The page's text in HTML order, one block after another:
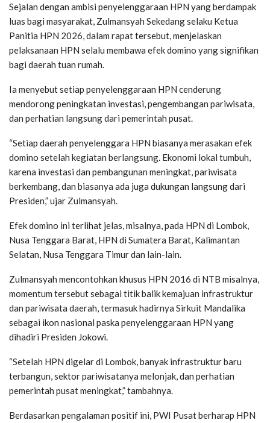
Sejalan dengan ambisi penyelenggaraan HPN yang berdampak
luas bagi masyarakat, Zulmansyah Sekedang selaku Ketua
Panitia HPN 2026, dalam rapat tersebut, menjelaskan
pelaksanaan HPN selalu membawa efek domino yang signifikan
bagi daerah tuan rumah.
Ia menyebut setiap penyelenggaraan HPN cenderung
mendorong peningkatan investasi, pengembangan pariwisata,
dan perhatian langsung dari pemerintah pusat.
“Setiap daerah penyelenggara HPN biasanya merasakan efek
domino setelah kegiatan berlangsung. Ekonomi lokal tumbuh,
karena investasi dan pembangunan meningkat, pariwisata
berkembang, dan biasanya ada juga dukungan langsung dari
Presiden,” ujar Zulmansyah.
Efek domino ini terlihat jelas, misalnya, pada HPN di Lombok,
Nusa Tenggara Barat, HPN di Sumatera Barat, Kalimantan
Selatan, Nusa Tenggara Timur dan lain-lain.
Zulmansyah mencontohkan khusus HPN 2016 di NTB misalnya,
momentum tersebut sebagai titik balik kemajuan infrastruktur
dan pariwisata daerah, termasuk hadirnya Sirkuit Mandalika
sebagai ikon nasional paska penyelenggaraan HPN yang
dihadiri Presiden Jokowi.
“Setelah HPN digelar di Lombok, banyak infrastruktur baru
terbangun, sektor pariwisatanya melonjak, dan perhatian
pemerintah pusat meningkat,” tambahnya.
Berdasarkan pengalaman positif ini, PWI Pusat berharap HPN